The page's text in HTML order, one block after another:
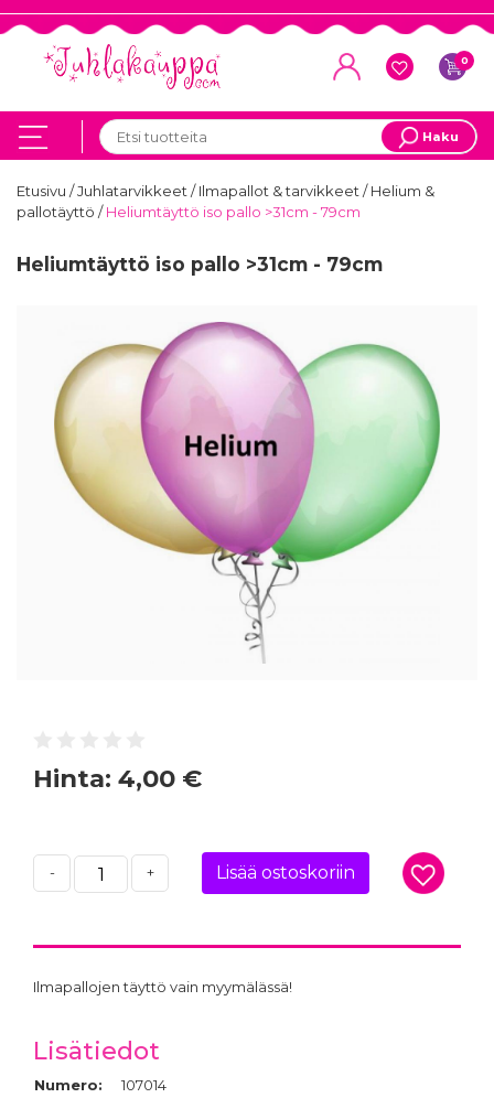
0
Haku
Etusivu /Juhlatarvikkeet/Ilmapallot & tarvikkeet/Helium &
pallotäyttö /Heliumtäyttö iso pallo >31cm - 79cm
Heliumtäyttö iso pallo >31cm - 79cm
Hinta: 4,00 €
- + Lisää ostoskoriin
Ilmapallojen täyttö vain myymälässä!
Lisätiedot
Numero:
107014